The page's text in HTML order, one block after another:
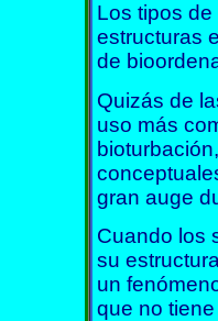
Los tipos
estructuras
de
Quizás de
uso más
gran auge
Cuando los
su
un
que no